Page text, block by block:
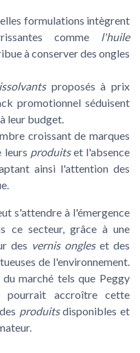
formulations intègrent
comme
l'huile
à conserver des ongles
proposés à prix
promotionnel séduisent
leur budget.
croissant de marques
leurs produitset l'absence
ainsi l'attention des
s'attendre à l'émergence
ce secteur, grâce à une
des vernis ongleset des
de l'environnement.
marché tels que Peggy
pourrait accroître cette
produitsdisponibles et